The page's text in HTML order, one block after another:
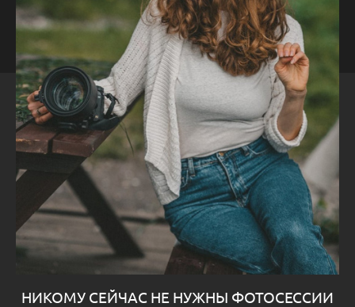
НИКОМУ СЕЙЧАС НЕ НУЖНЫ ФОТОСЕССИИ